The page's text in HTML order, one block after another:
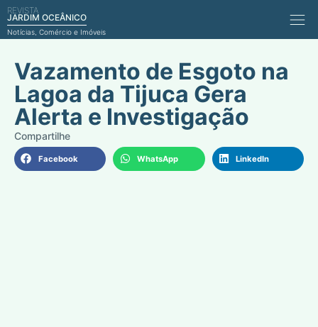
REVISTA
JARDIM OCEÂNICO
Notícias, Comércio e Imóveis
Vazamento de Esgoto na
Lagoa da Tijuca Gera
Alerta e Investigação
Facebook WhatsApp LinkedIn